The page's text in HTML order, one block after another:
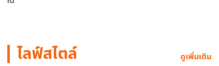
ไลฟ์สไตล์ ดูเพิ่มเติม